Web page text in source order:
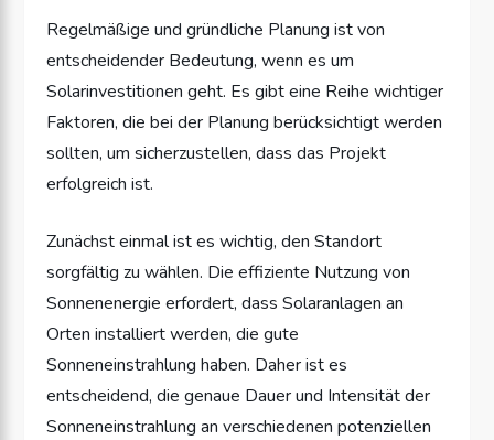
Regelmäßige und gründliche Planung ist von
entscheidender Bedeutung, wenn es um
Solarinvestitionen geht. Es gibt eine Reihe wichtiger
Faktoren, die bei der Planung berücksichtigt werden
sollten, um sicherzustellen, dass das Projekt
erfolgreich ist.
Zunächst einmal ist es wichtig, den Standort
sorgfältig zu wählen. Die effiziente Nutzung von
Sonnenenergie erfordert, dass Solaranlagen an
Orten installiert werden, die gute
Sonneneinstrahlung haben. Daher ist es
entscheidend, die genaue Dauer und Intensität der
Sonneneinstrahlung an verschiedenen potenziellen